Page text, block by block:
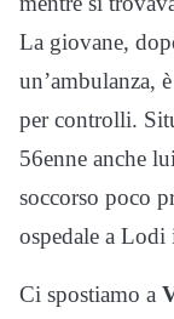
La giovane,
un’ambulanza,
per controlli.
56enne anche
soccorso poco
ospedale a
Ci spostiamo a